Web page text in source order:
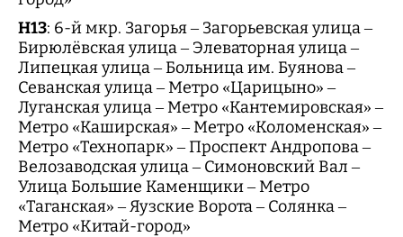
Н13: 6-й мкр. Загорья – Загорьевская улица –
Бирюлёвская улица – Элеваторная улица –
Липецкая улица – Больница им. Буянова –
Севанская улица – Метро «Царицыно» –
Луганская улица – Метро «Кантемировская» –
Метро «Каширская» – Метро «Коломенская» –
Метро «Технопарк» – Проспект Андропова –
Велозаводская улица – Симоновский Вал –
Улица Большие Каменщики – Метро
«Таганская» – Яузские Ворота – Солянка –
Метро «Китай-город»